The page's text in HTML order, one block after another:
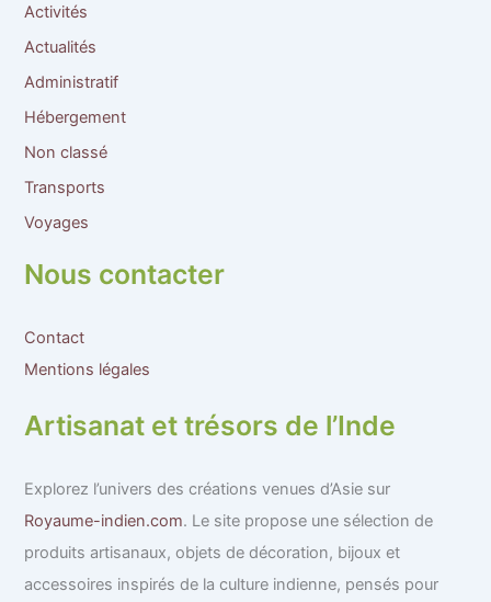
Activités
Actualités
Administratif
Hébergement
Non classé
Transports
Voyages
Nous contacter
Contact
Mentions légales
Artisanat et trésors de l’Inde
Explorez l’univers des créations venues d’Asie sur
Royaume-indien.com. Le site propose une sélection de
produits artisanaux, objets de décoration, bijoux et
accessoires inspirés de la culture indienne, pensés pour